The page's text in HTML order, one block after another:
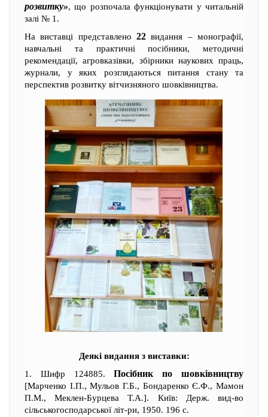
розвитку», що розпочала функціонувати у читальній
залі № 1.
На виставці представлено 22 видання – монографії,
навчальні та практичні посібники, методичні
рекомендації, агровказівки, збірники наукових праць,
журнали, у яких розглядаються питання стану та
перспектив розвитку вітчизняного шовківництва.
Деякі видання з виставки:
1. Шифр 124885.Посібник по шовківництву
[Марченко І.П., Мульов Г.Б., Бондаренко Є.Ф., Мамон
П.М., Меклен-Бурцева Т.А.]. Київ: Держ. вид-во
сільськогосподарської літ-ри, 1950. 196 с.